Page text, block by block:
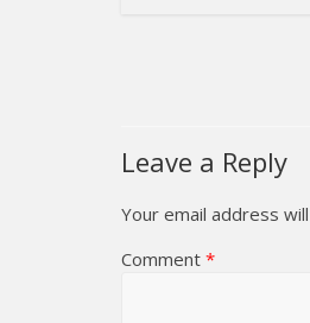
Leave a Reply
Your email address
Comment *